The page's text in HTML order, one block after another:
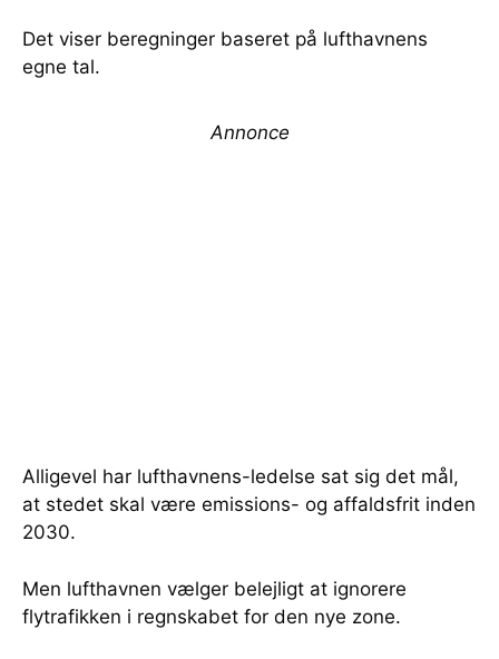
Det viser beregninger baseret på lufthavnens
egne tal.
Annonce
Alligevel har lufthavnens-ledelse sat sig det mål,
at stedet skal være emissions- og affaldsfrit inden
2030.
Men lufthavnen vælger belejligt at ignorere
flytrafikken i regnskabet for den nye zone.